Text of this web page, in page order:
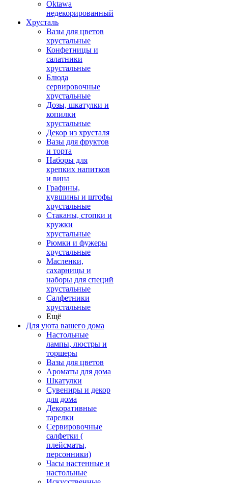
Oktawa
недекорированный
Хрусталь
Вазы для цветов
хрустальные
Конфетницы и
салатники
хрустальные
Блюда
сервировочные
хрустальные
Дозы, шкатулки и
копилки
хрустальные
Декор из хрусталя
Вазы для фруктов
и торта
Наборы для
крепких напитков
и вина
Графины,
кувшины и штофы
хрустальные
Стаканы, стопки и
кружки
хрустальные
Рюмки и фужеры
хрустальные
Масленки,
сахарницы и
наборы для специй
хрустальные
Салфетники
хрустальные
Ещё
Для уюта вашего дома
Настольные
лампы, люстры и
торшеры
Вазы для цветов
Ароматы для дома
Шкатулки
Сувениры и декор
для дома
Декоративные
тарелки
Сервировочные
салфетки (
плейсматы,
персонники)
Часы настенные и
настольные